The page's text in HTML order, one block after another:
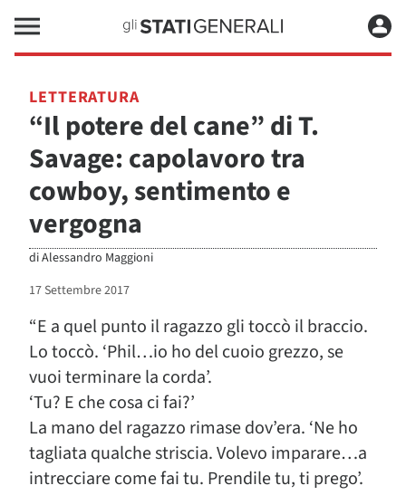
LETTERATURA
“Il potere del cane” di T.
Savage: capolavoro tra
cowboy, sentimento e
vergogna
diAlessandro Maggioni
17 Settembre 2017
“E a quel punto il ragazzo gli toccò il braccio.
Lo toccò. ‘Phil…io ho del cuoio grezzo, se
vuoi terminare la corda’.
‘Tu? E che cosa ci fai?’
La mano del ragazzo rimase dov’era. ‘Ne ho
tagliata qualche striscia. Volevo imparare…a
intrecciare come fai tu. Prendile tu, ti prego’.